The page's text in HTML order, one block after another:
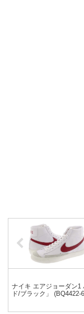
ナイキ エアジョーダン1
ド/ブラック」 (BQ4422-